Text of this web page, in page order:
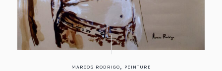
MARCOS RODRIGO, PEINTURE